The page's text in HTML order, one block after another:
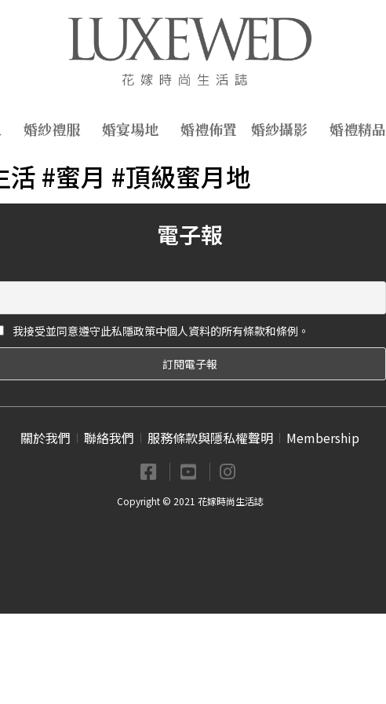
婚紗禮服 婚宴場地 婚禮佈置 婚紗攝影 婚禮精品
#蜜月 #頂級蜜月地
電子報
我接受並同意遵守此私隱政策中個人資料的所有條款和條例。
關於我們 聯絡我們 服務條款與隱私權聲明 Membership
Copyright © 2021 花嫁時尚生活誌